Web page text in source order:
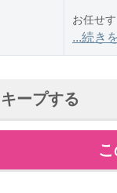
お任せ
を目指
...続き
キープする